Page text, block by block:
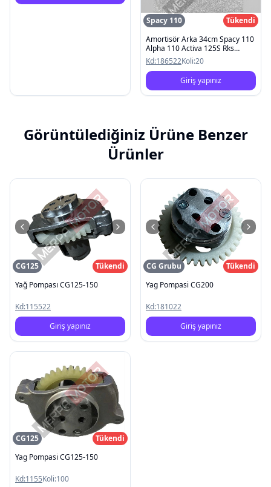
Spacy 110
Tükendi
Amortisör Arka 34cm Spacy 110
Alpha 110 Activa 125S Rks
Spontını 110 Kanuni Mati 125
Kd:186522Koli:20
Giriş yapınız
Görüntülediğiniz Ürüne Benzer
Ürünler
CG125
Tükendi
Yağ Pompası CG125-150
Kd:115522
Giriş yapınız
CG Grubu
Tükendi
Yag Pompasi CG200
Kd:181022
Giriş yapınız
CG125
Tükendi
Yag Pompasi CG125-150
Kd:1155Koli:100